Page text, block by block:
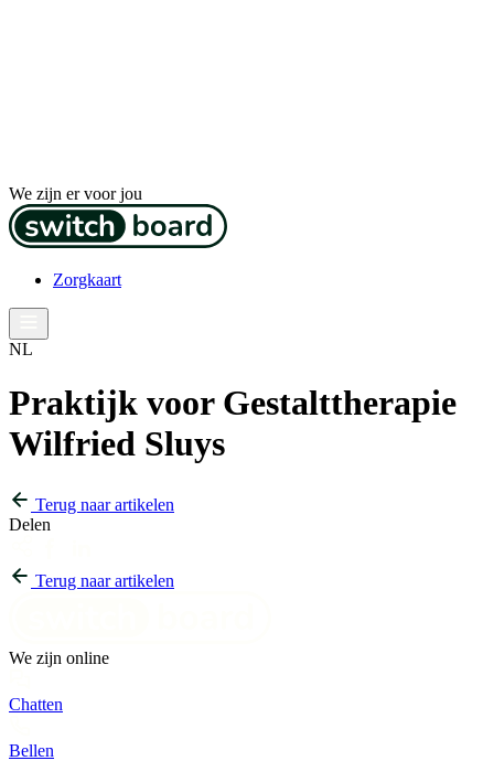
We zijn er voor jou
Zorgkaart
NL
Praktijk voor Gestalttherapie
Wilfried Sluys
Terug naar artikelen
Delen
Terug naar artikelen
We zijn online
Chatten
Bellen